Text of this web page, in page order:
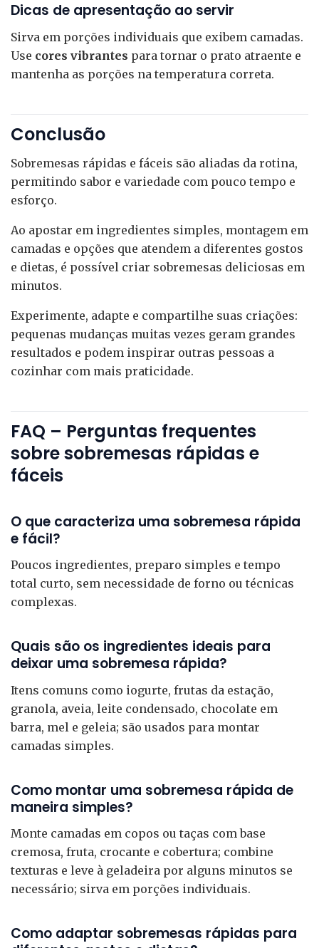
Dicas de apresentação ao servir
Sirva em porções individuais que exibem camadas.
Use cores vibrantes para tornar o prato atraente e
mantenha as porções na temperatura correta.
Conclusão
Sobremesas rápidas e fáceis são aliadas da rotina,
permitindo sabor e variedade com pouco tempo e
esforço.
Ao apostar em ingredientes simples, montagem em
camadas e opções que atendem a diferentes gostos
e dietas, é possível criar sobremesas deliciosas em
minutos.
Experimente, adapte e compartilhe suas criações:
pequenas mudanças muitas vezes geram grandes
resultados e podem inspirar outras pessoas a
cozinhar com mais praticidade.
FAQ – Perguntas frequentes
sobre sobremesas rápidas e
fáceis
O que caracteriza uma sobremesa rápida
e fácil?
Poucos ingredientes, preparo simples e tempo
total curto, sem necessidade de forno ou técnicas
complexas.
Quais são os ingredientes ideais para
deixar uma sobremesa rápida?
Itens comuns como iogurte, frutas da estação,
granola, aveia, leite condensado, chocolate em
barra, mel e geleia; são usados para montar
camadas simples.
Como montar uma sobremesa rápida de
maneira simples?
Monte camadas em copos ou taças com base
cremosa, fruta, crocante e cobertura; combine
texturas e leve à geladeira por alguns minutos se
necessário; sirva em porções individuais.
Como adaptar sobremesas rápidas para